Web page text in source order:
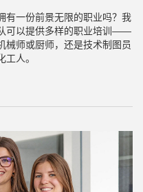
有一份前景无限的职业吗？我
可以提供多样的职业培训——
械师或厨师，还是技术制图员
工人。